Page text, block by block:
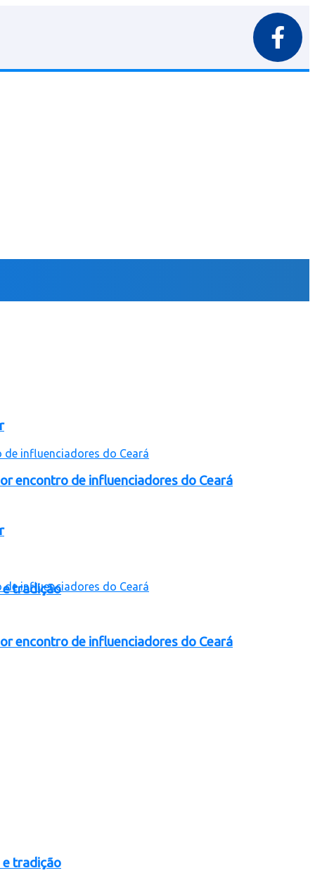
encontro de influenciadores do Ceará
e tradição
encontro de influenciadores do Ceará
e tradição